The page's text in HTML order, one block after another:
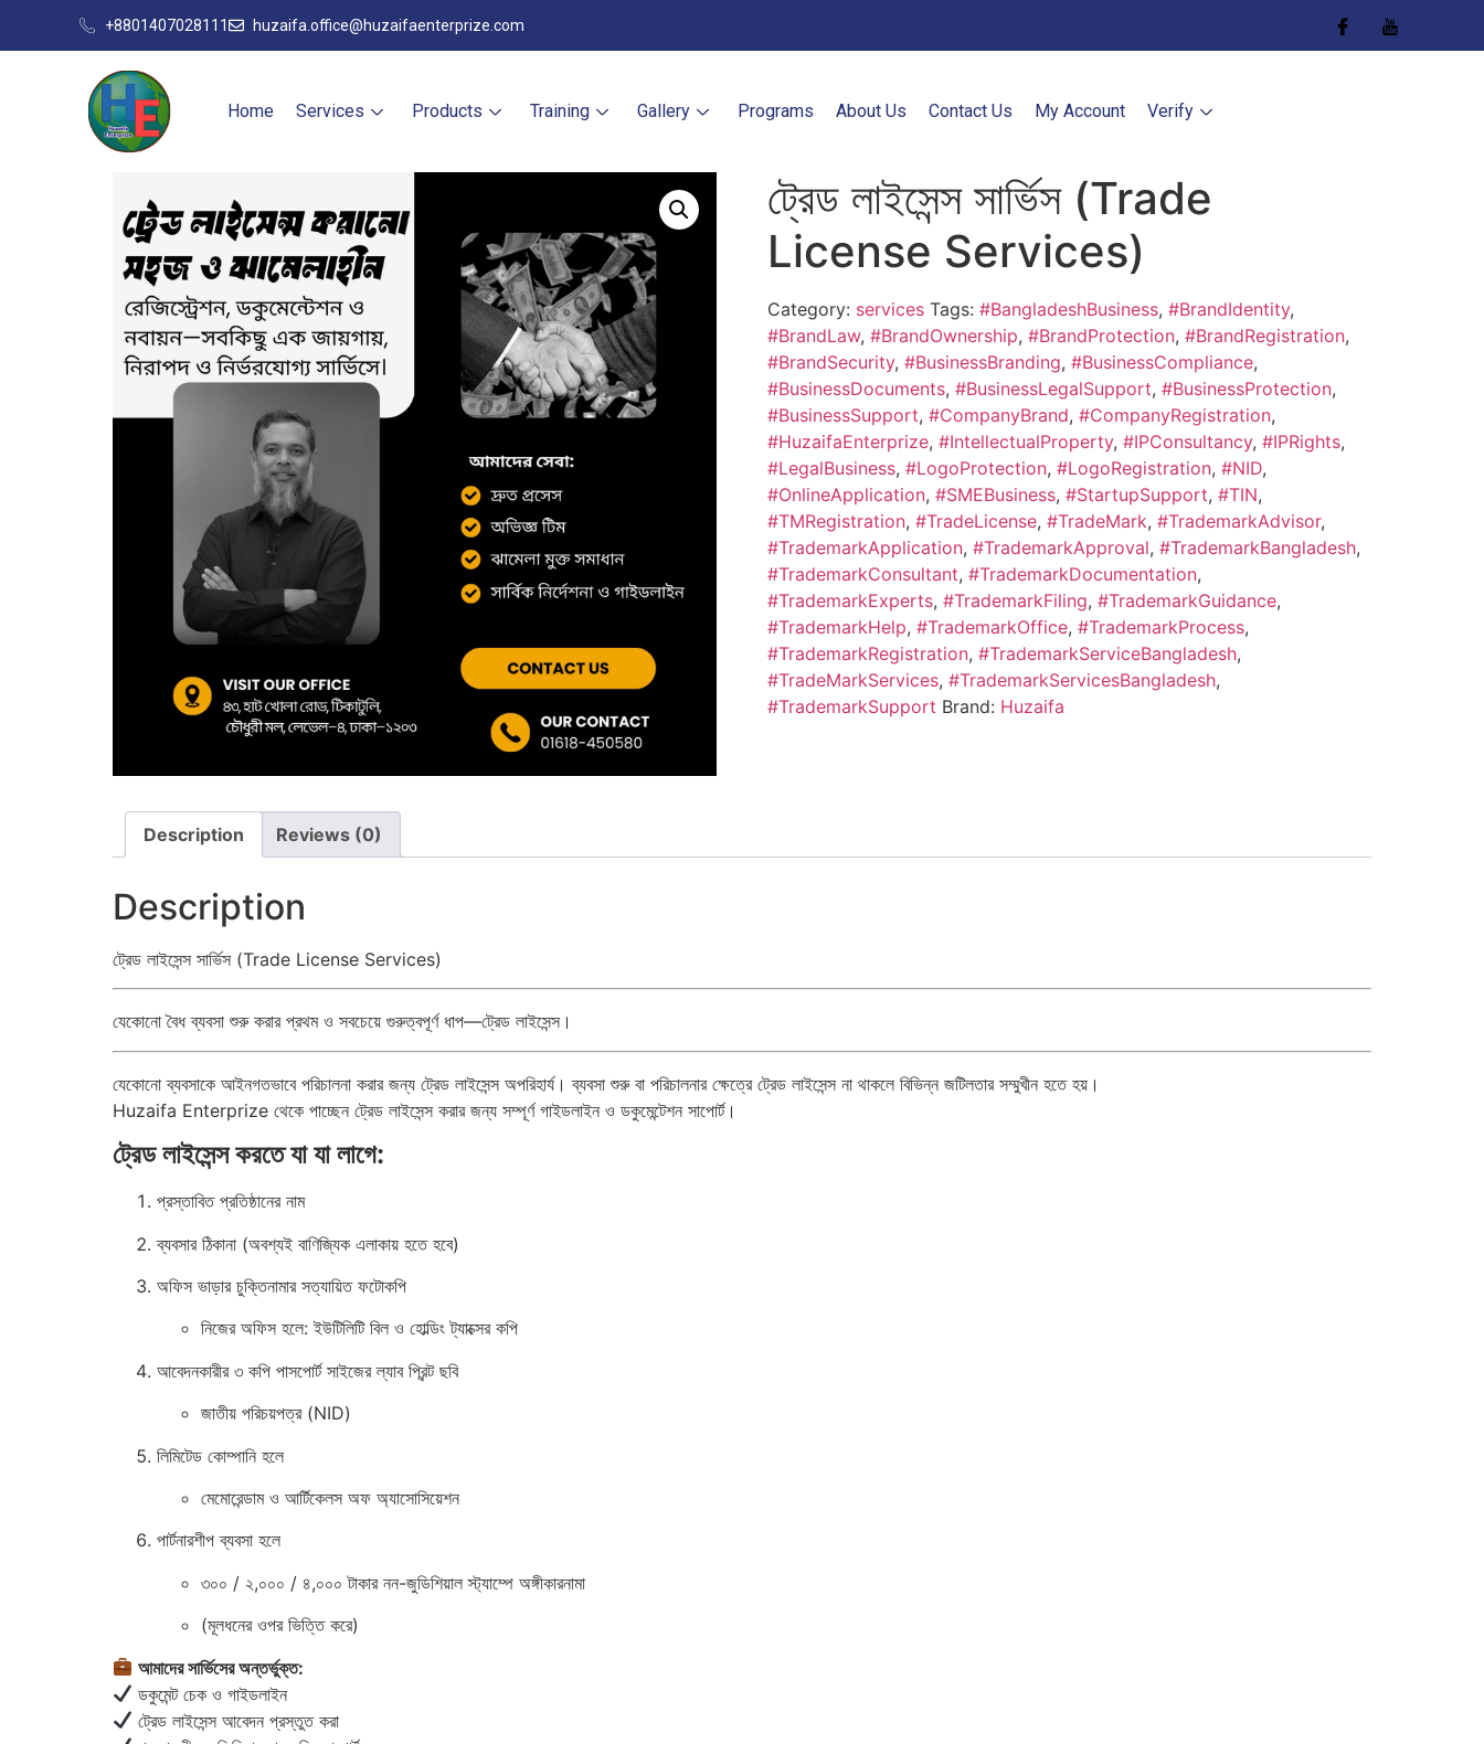
+8801407028111 huzaifa.office@huzaifaenterprize.com
Home Services Products Training Gallery Programs About Us Contact Us My Account Verify
ট্রেড লাইসেন্স সার্ভিস (Trade
License Services)
Category: services Tags: #BangladeshBusiness, #BrandIdentity,
#BrandLaw, #BrandOwnership, #BrandProtection, #BrandRegistration,
#BrandSecurity, #BusinessBranding, #BusinessCompliance,
#BusinessDocuments, #BusinessLegalSupport, #BusinessProtection,
#BusinessSupport, #CompanyBrand, #CompanyRegistration,
#HuzaifaEnterprize, #IntellectualProperty, #IPConsultancy, #IPRights,
#LegalBusiness, #LogoProtection, #LogoRegistration, #NID,
#OnlineApplication, #SMEBusiness, #StartupSupport, #TIN,
#TMRegistration, #TradeLicense, #TradeMark, #TrademarkAdvisor,
#TrademarkApplication, #TrademarkApproval, #TrademarkBangladesh,
#TrademarkConsultant, #TrademarkDocumentation,
#TrademarkExperts, #TrademarkFiling, #TrademarkGuidance,
#TrademarkHelp, #TrademarkOffice, #TrademarkProcess,
#TrademarkRegistration, #TrademarkServiceBangladesh,
#TradeMarkServices, #TrademarkServicesBangladesh,
#TrademarkSupport Brand: Huzaifa
Description Reviews (0)
Description
ট্রেড লাইসেন্স সার্ভিস (Trade License Services)
যেকোনো বৈধ ব্যবসা শুরু করার প্রথম ও সবচেয়ে গুরুত্বপূর্ণ ধাপ—ট্রেড লাইসেন্স।
যেকোনো ব্যবসাকে আইনগতভাবে পরিচালনা করার জন্য ট্রেড লাইসেন্স অপরিহার্য। ব্যবসা শুরু বা পরিচালনার ক্ষেত্রে ট্রেড লাইসেন্স না থাকলে বিভিন্ন জটিলতার সম্মুখীন হতে হয়।
Huzaifa Enterprize থেকে পাচ্ছেন ট্রেড লাইসেন্স করার জন্য সম্পূর্ণ গাইডলাইন ও ডকুমেন্টেশন সাপোর্ট।
ট্রেড লাইসেন্স করতে যা যা লাগে:
প্রস্তাবিত প্রতিষ্ঠানের নাম
ব্যবসার ঠিকানা (অবশ্যই বাণিজ্যিক এলাকায় হতে হবে)
অফিস ভাড়ার চুক্তিনামার সত্যায়িত ফটোকপি
নিজের অফিস হলে: ইউটিলিটি বিল ও হোল্ডিং ট্যাক্সের কপি
আবেদনকারীর ৩ কপি পাসপোর্ট সাইজের ল্যাব প্রিন্ট ছবি
জাতীয় পরিচয়পত্র (NID)
লিমিটেড কোম্পানি হলে
মেমোরেন্ডাম ও আর্টিকেলস অফ অ্যাসোসিয়েশন
পার্টনারশীপ ব্যবসা হলে
৩০০ / ২,০০০ / ৪,০০০ টাকার নন-জুডিশিয়াল স্ট্যাম্পে অঙ্গীকারনামা
(মূলধনের ওপর ভিত্তি করে)
আমাদের সার্ভিসের অন্তর্ভুক্ত:
ডকুমেন্ট চেক ও গাইডলাইন
ট্রেড লাইসেন্স আবেদন প্রস্তুত করা